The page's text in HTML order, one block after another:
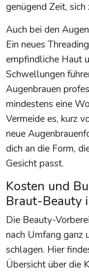
genügend Zeit, sich
Auch bei den
Ein neues
empfindliche Haut
Schwellungen
Augenbrauen
mindestens eine
Vermeide es, kurz
neue
dich an die Form,
Gesicht passt.
Kosten und
Braut-Beauty
Die Beauty-
nach Umfang ganz
schlagen. Hier
Übersicht über die